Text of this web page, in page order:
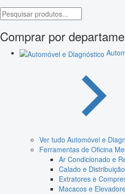
Comprar por
Ver tudo Automóvel e
Ferramentas de Oficina
Ar Condicionado e
Calado e Distribuição
Extratores e
Macacos e